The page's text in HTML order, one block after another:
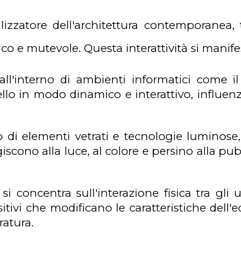
dell'architettura contemporanea,
e mutevole. Questa interattività si
di ambienti informatici come
in modo dinamico e interattivo,
di elementi vetrati e tecnologie
alla luce, al colore e persino alla
concentra sull'interazione fisica tra gli
che modificano le caratteristiche